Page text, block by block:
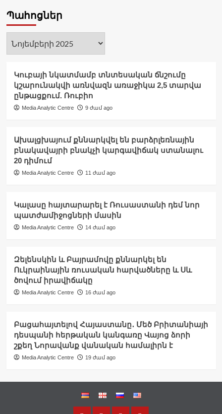
Պահոցներ
Պահոցներ
Կուբայի նկատմամբ տնտեսական ճնշումը
կշարունակվի առնվազն առաջիկա 2,5 տարվա
ընթացքում. Ռուբիո
Media Analytic Centre 9 ժամ ago
Ախալցխայում քննարկվել են բարձրլեռնային
բնակավայրի բնակչի կարգավիճակ ստանալու
20 դիմում
Media Analytic Centre 11 ժամ ago
Կալասը հայտարարել է Ռուսաստանի դեմ նոր
պատժամիջոցների մասին
Media Analytic Centre 14 ժամ ago
Զելենսկին և Բայրամովը քննարկել են
Ուկրաինային ռուսական հարվածները և Սև
ծովում իրավիճակը
Media Analytic Centre 16 ժամ ago
Բացահայտելով Հայաստանը․ Մեծ Բրիտանիայի
դեսպանի հերթական կանգառը Վայոց ձորի
շքեղ Նորավանք վանական համալիրն է
Media Analytic Centre 19 ժամ ago